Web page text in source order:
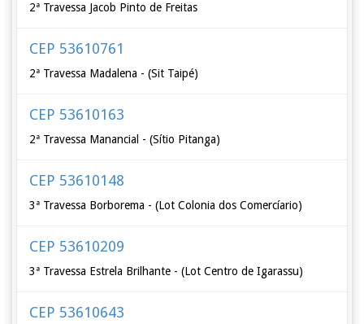
2ª Travessa Jacob Pinto de Freitas
CEP 53610761
2ª Travessa Madalena - (Sit Taipé)
CEP 53610163
2ª Travessa Manancial - (Sítio Pitanga)
CEP 53610148
3ª Travessa Borborema - (Lot Colonia dos Comercíario)
CEP 53610209
3ª Travessa Estrela Brilhante - (Lot Centro de Igarassu)
CEP 53610643